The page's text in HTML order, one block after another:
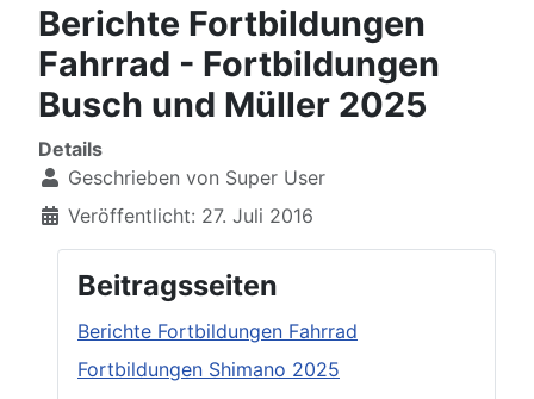
Berichte Fortbildungen
Fahrrad - Fortbildungen
Busch und Müller 2025
Details
Geschrieben von Super User
Veröffentlicht: 27. Juli 2016
Beitragsseiten
Berichte Fortbildungen Fahrrad
Fortbildungen Shimano 2025